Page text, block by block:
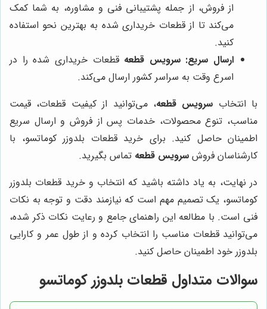
از فروش، از جمله پشتیبانی فنی و مشاوره، به شما کمک
می‌کند تا از قطعات خریداری شده به بهترین نحو استفاده
کنید.
ارسال سریع: سرویس قطعه قطعات خریداری شده را در
اسرع وقت به سراسر کشور ارسال می‌کند.
با انتخاب سرویس قطعه، می‌توانید از کیفیت قطعات، قیمت
مناسب، تنوع محصولات، خدمات پس از فروش و ارسال سریع
اطمینان حاصل کنید. برای خرید قطعات بلدوزر کوماتسو، با
کارشناسان فروش سرویس قطعه تماس بگیرید.
در نهایت، به یاد داشته باشید که انتخاب و خرید قطعات بلدوزر
کوماتسو، یک تصمیم مهم است که نیازمند دقت و توجه به نکات
فنی است. با مطالعه این راهنمای جامع و رعایت نکات ذکر شده،
می‌توانید قطعات مناسب را انتخاب کرده و از طول عمر و کارایی
بلدوزر خود اطمینان حاصل کنید.
سوالات متداول قطعات بلدوزر کوماتسو